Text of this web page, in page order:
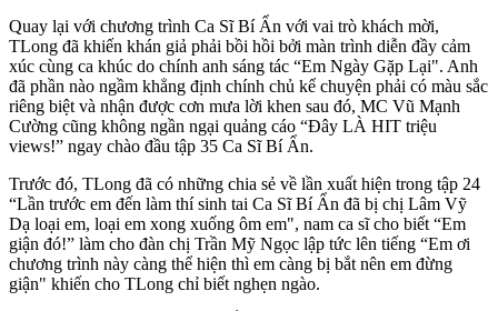
Quay lại với chương trình Ca Sĩ Bí Ẩn với vai trò khách mời,
TLong đã khiến khán giả phải bồi hồi bởi màn trình diễn đầy cảm
xúc cùng ca khúc do chính anh sáng tác “Em Ngày Gặp Lại". Anh
đã phần nào ngầm khẳng định chính chủ kể chuyện phải có màu sắc
riêng biệt và nhận được cơn mưa lời khen sau đó, MC Vũ Mạnh
Cường cũng không ngần ngại quảng cáo “Đây LÀ HIT triệu
views!” ngay chào đầu tập 35 Ca Sĩ Bí Ẩn.
Trước đó, TLong đã có những chia sẻ về lần xuất hiện trong tập 24
“Lần trước em đến làm thí sinh tai Ca Sĩ Bí Ẩn đã bị chị Lâm Vỹ
Dạ loại em, loại em xong xuống ôm em", nam ca sĩ cho biết “Em
giận đó!” làm cho đàn chị Trần Mỹ Ngọc lập tức lên tiếng “Em ơi
chương trình này càng thể hiện thì em càng bị bắt nên em đừng
giận" khiến cho TLong chỉ biết nghẹn ngào.